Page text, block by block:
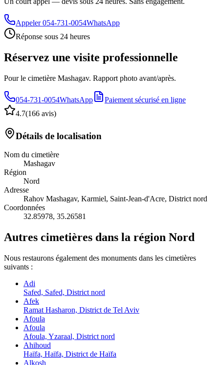
Appeler 054-731-0054WhatsApp
Réponse sous 24 heures
Réservez une visite professionnelle
Pour le cimetière Mashagav. Rapport photo avant/après.
054-731-0054WhatsApp
Paiement sécurisé en ligne
4.7(166 avis)
Détails de localisation
Nom du cimetière
Mashagav
Région
Nord
Adresse
Rahov Mashagav, Karmiel, Saint-Jean-d'Acre, District nord
Coordonnées
32.85978, 35.26581
Autres cimetières dans la région Nord
Nous restaurons également des monuments dans les cimetières
suivants :
Adi
Safed, Safed, District nord
Afek
Ramat Hasharon, District de Tel Aviv
Afoula
Afoula
Afoula, Yzaraal, District nord
Ahihoud
Haïfa, Haïfa, District de Haïfa
Alkosh